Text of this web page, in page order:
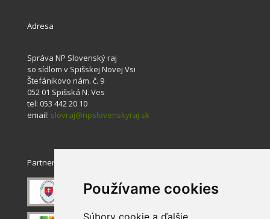
Používame cookies
Súbory cookie a ďalšie
Adresa
Správa NP Slovenský raj
so sídlom v Spišskej Novej Vsi
Štefánikovo nám. č. 9
052 01 Spišská N. Ves
tel: 053 442 20 10
email: slovraj@npslovenskyraj.sk
Partneri